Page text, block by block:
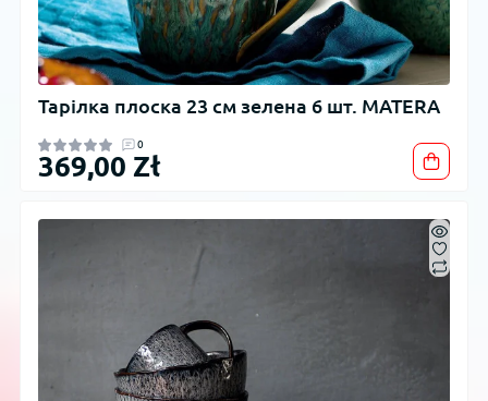
Тарілка плоска 23 см зелена 6 шт. MATERA
0
369,00 Zł